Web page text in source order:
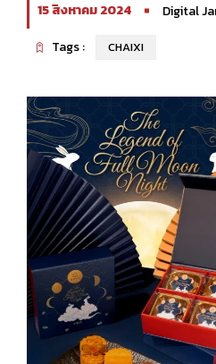
15 สิงหาคม 2024
Digital
Tags :
CHAIXI